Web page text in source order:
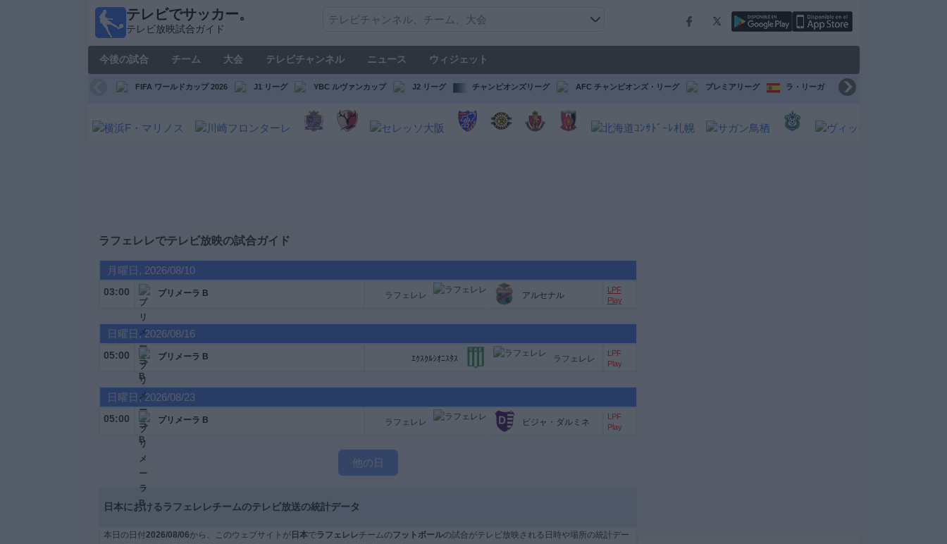
テレビでサッカー。
テレビ放映試合ガイド
今後の試合 チーム 大会 テレビチャンネル ニュース ウィジェット
FIFA ワールドカップ 2026 J1 リーグ YBC ルヴァンカップ J2 リーグ チャンピオンズリーグ AFC チャンピオンズ・リーグ プレミアリーグ ラ・リーガ セリエ A
ラフェレレでテレビ放映の試合ガイド
月曜日, 2026/08/10
03:00 プリメーラ B ラフェレレ アルセナル
LPF
Play
日曜日, 2026/08/16
05:00 プリメーラ B ｴｸｽｸﾙｼｵﾆｽﾀｽ ラフェレレ
LPF
Play
日曜日, 2026/08/23
05:00 プリメーラ B ラフェレレ ビジャ・ダルミネ
LPF
Play
他の日
日本におけるラフェレレチームのテレビ放送の統計データ
本日の日付2026/08/06から、このウェブサイトが日本でラフェレレチームのフットボールの試合がテレビ放映される日時や場所の統計デー